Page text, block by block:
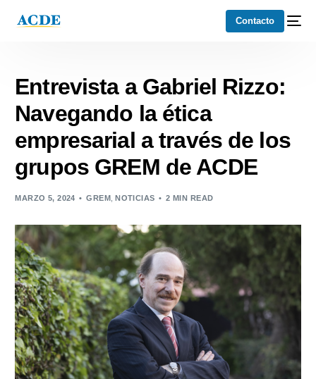
Contacto
Entrevista a Gabriel Rizzo:
Navegando la ética
empresarial a través de los
grupos GREM de ACDE
MARZO 5, 2024 GREM ,NOTICIAS 2 MIN READ